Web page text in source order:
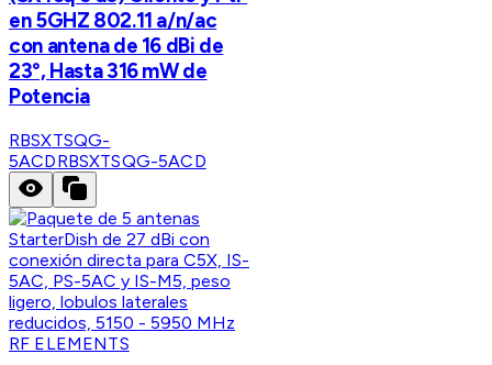
en 5GHZ 802.11 a/n/ac
con antena de 16 dBi de
23°, Hasta 316 mW de
Potencia
RBSXTSQG-
5ACDRBSXTSQG-5ACD
RF ELEMENTS